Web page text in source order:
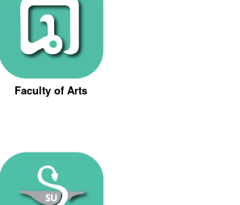
Faculty of Arts